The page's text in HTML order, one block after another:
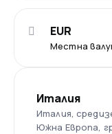
Местна
EUR
Италия
Италия,
Южна Европа,